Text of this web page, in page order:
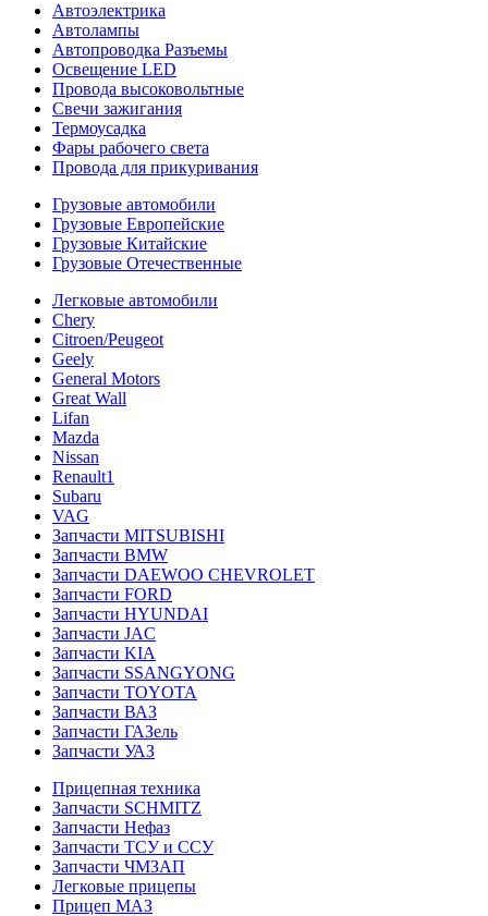
Автоэлектрика
Автолампы
Автопроводка Разъемы
Освещение LED
Провода высоковольтные
Свечи зажигания
Термоусадка
Фары рабочего света
Провода для прикуривания
Грузовые автомобили
Грузовые Европейские
Грузовые Китайские
Грузовые Отечественные
Легковые автомобили
Chery
Citroen/Peugeot
Geely
General Motors
Great Wall
Lifan
Mazda
Nissan
Renault1
Subaru
VAG
Запчасти MITSUBISHI
Запчасти BMW
Запчасти DAEWOO CHEVROLET
Запчасти FORD
Запчасти HYUNDAI
Запчасти JAC
Запчасти KIA
Запчасти SSANGYONG
Запчасти TOYOTA
Запчасти ВАЗ
Запчасти ГАЗель
Запчасти УАЗ
Прицепная техника
Запчасти SCHMITZ
Запчасти Нефаз
Запчасти ТСУ и ССУ
Запчасти ЧМЗАП
Легковые прицепы
Прицеп МАЗ